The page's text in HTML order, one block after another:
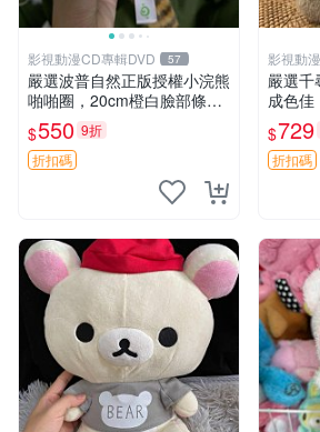
影視動漫CD專輯DVD 57
嚴選波普自然正版授權小浣熊
啪啪圈，20cm橙白臉部條紋
清晰，毛絨超萌贈品推薦。
小浣熊 波普 圈環
$550 9折
折扣碼
影視動
嚴選千
成色佳
一手
熊貓七
$729
折扣碼